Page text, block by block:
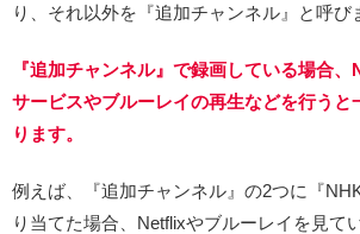
り、それ以外を『追加チャンネル』と呼び
『追加チャンネル』で録画している場合
サービスやブルーレイの再生などを行うと
ります。
例えば、『追加チャンネル』の2つに『
り当てた場合、Netflixやブルーレイを見て